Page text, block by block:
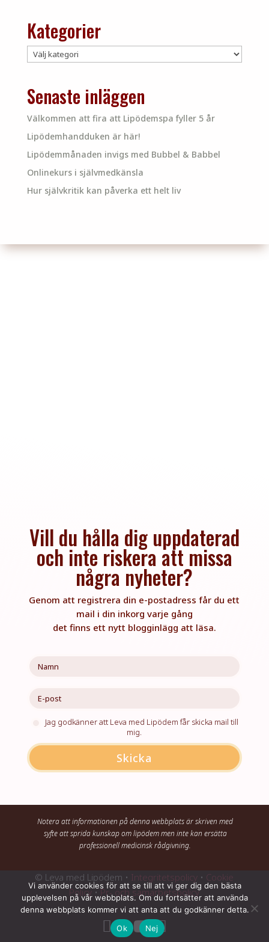
Kategorier
Kategorier
Senaste inläggen
Välkommen att fira att Lipödemspa fyller 5 år
Lipödemhandduken är här!
Lipödemmånaden invigs med Bubbel & Babbel
Onlinekurs i självmedkänsla
Hur självkritik kan påverka ett helt liv
Vill du hålla dig uppdaterad
och inte riskera att missa
några nyheter?
Genom att registrera din e-postadress får du ett
mail i din inkorg varje gång
det finns ett nytt blogginlägg att läsa.
Jag godkänner att Leva med Lipödem får skicka mail till
mig.
Skicka
Notera att informationen på denna webbplats är skriven med
syfte att sprida kunskap om lipödem men inte kan ersätta
professionell medicinsk rådgivning.
© Leva med Lipödem • Integritetspolicy • Cookie
Policy•Pr- och samarbetspolicy
   
Vi använder cookies för att se till att vi ger dig den bästa
upplevelsen på vår webbplats. Om du fortsätter att använda
denna webbplats kommer vi att anta att du godkänner detta.
Ok
Nej